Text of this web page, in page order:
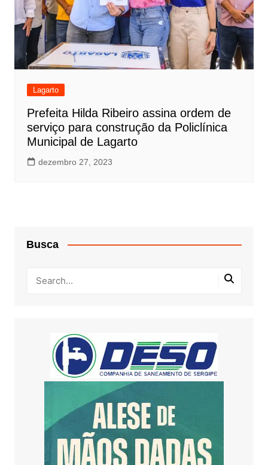
Lagarto
Prefeita Hilda Ribeiro assina ordem de
serviço para construção da Policlínica
Municipal de Lagarto
dezembro 27, 2023
Busca